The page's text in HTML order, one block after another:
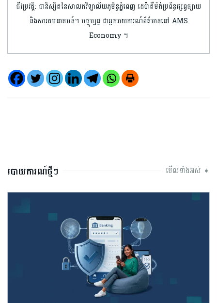
ជីវប្រវត្តិ: ជានិស្សិតនៃសាលកវិទ្យាល័យភូមិន្ទភ្នំពេញ ដេប៉ាតឺម៉ង់ប្រព័ន្ធផ្សព្វផ្សាយ
និងសារគមនាគមន៍។ បច្ចុប្បន្ន ជាអ្នករាយការណ៍ព័ត៌មាននៅ AMS
Economy ។
របាយការណ៍ថ្មីៗ មើលទាំងអស់ ➧